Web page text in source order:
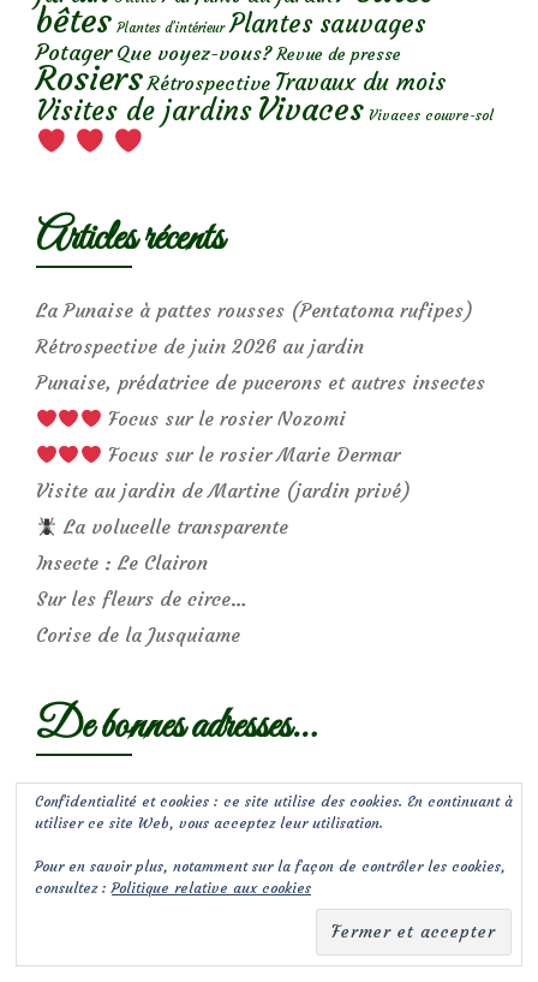
bêtes Plantes d’intérieur Plantes sauvages
Potager Que voyez-vous? Revue de presse
Rosiers Rétrospective Travaux du mois
Visites de jardins Vivaces Vivaces couvre-sol
Articles récents
La Punaise à pattes rousses (Pentatoma rufipes)
Rétrospective de juin 2026 au jardin
Punaise, prédatrice de pucerons et autres insectes
Focus sur le rosier Nozomi
Focus sur le rosier Marie Dermar
Visite au jardin de Martine (jardin privé)
La volucelle transparente
Insecte : Le Clairon
Sur les fleurs de circe…
Corise de la Jusquiame
De bonnes adresses…
Pépinières et autres…
Sites intéressants
Confidentialité et cookies : ce site utilise des cookies. En continuant à
utiliser ce site Web, vous acceptez leur utilisation.
Pour en savoir plus, notamment sur la façon de contrôler les cookies,
consultez :Politique relative aux cookies